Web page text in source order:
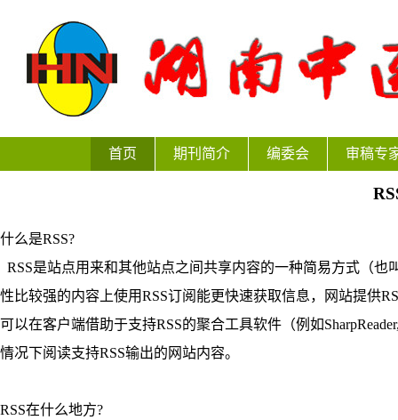
首页 期刊简介 编委会 审稿专
什么是RSS?
RSS是站点用来和其他站点之间共享内容的一种简易方式（也
性比较强的内容上使用RSS订阅能更快速获取信息，网站提供
可以在客户端借助于支持RSS的聚合工具软件（例如
情况下阅读支持RSS输出的网站内容。
RSS在什么地方?